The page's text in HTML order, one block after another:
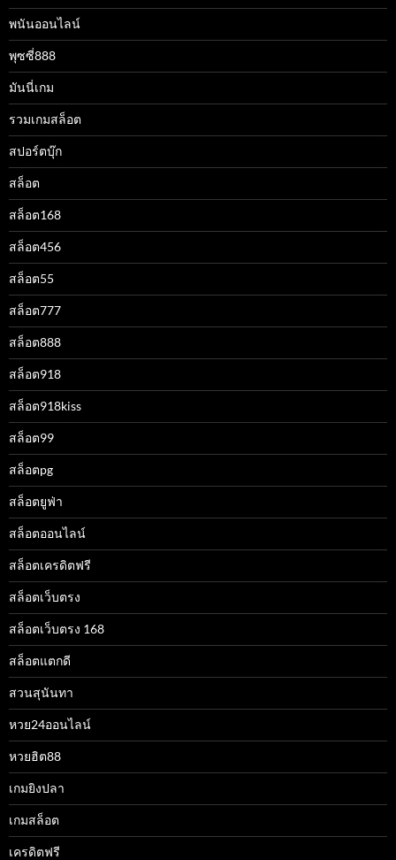
พนันออนไลน์
พุซซี่888
มันนี่เกม
รวมเกมสล็อต
สปอร์ตบุ๊ก
สล็อต
สล็อต168
สล็อต456
สล็อต55
สล็อต777
สล็อต888
สล็อต918
สล็อต918kiss
สล็อต99
สล็อตpg
สล็อตยูฟ่า
สล็อตออนไลน์
สล็อตเครดิตฟรี
สล็อตเว็บตรง
สล็อตเว็บตรง 168
สล็อตแตกดี
สวนสุนันทา
หวย24ออนไลน์
หวยฮิต88
เกมยิงปลา
เกมสล็อต
เครดิตฟรี